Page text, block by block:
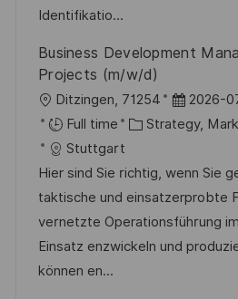
n
e
Identifikatio...
Business Development
Projects (m/w/d)
L
o
c
a
t
i
o
n
Ditzingen, 71254
P
o
t
e
d
D
2026-
Full time
C
t
e
g
o
Strategy,
Stuttgart
Hier sind Sie richtig, wenn Sie
taktische und einsatzerprobte
vernetzte Operationsführung
Einsatz enzwickeln und
können en...